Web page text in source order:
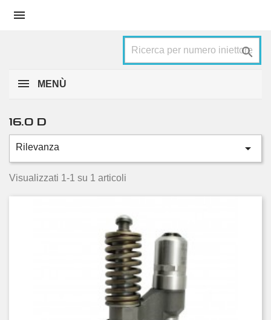


MENÙ
433 kw 581 HP 1
16.0 D
Rilevanza 
Visualizzati 1-1 su 1 articoli